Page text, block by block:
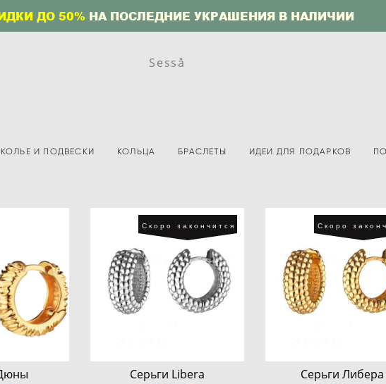
ДО 50% НА ПОСЛЕДНИЕ УКРАШЕНИЯ В НАЛИЧИИ
Sesså
КОЛЬЕ И ПОДВЕСКИ КОЛЬЦА БРАСЛЕТЫ ИДЕИ ДЛЯ ПОДАРКОВ
Скоро закончится
Серьги Libera
Скоро
Серьги Либера